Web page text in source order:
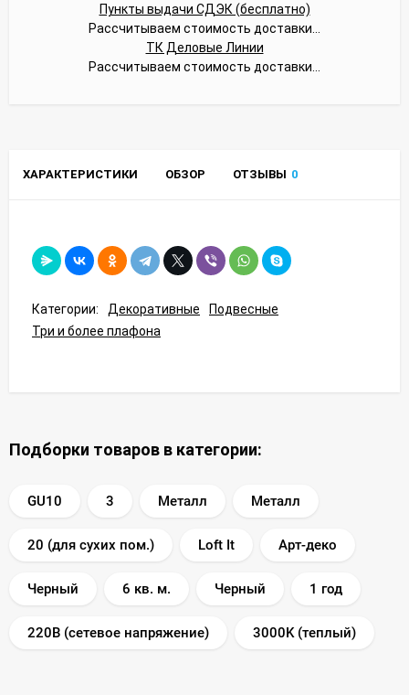
Пункты выдачи СДЭК (бесплатно)
Рассчитываем стоимость доставки...
ТК Деловые Линии
Рассчитываем стоимость доставки...
ХАРАКТЕРИСТИКИ ОБЗОР ОТЗЫВЫ 0
Категории: Декоративные
Подвесные
Три и более плафона
Подборки товаров в категории:
GU10 3 Металл Металл
20 (для сухих пом.) Loft It Арт-деко
Черный 6 кв. м. Черный 1 год
220В (сетевое напряжение) 3000K (теплый)